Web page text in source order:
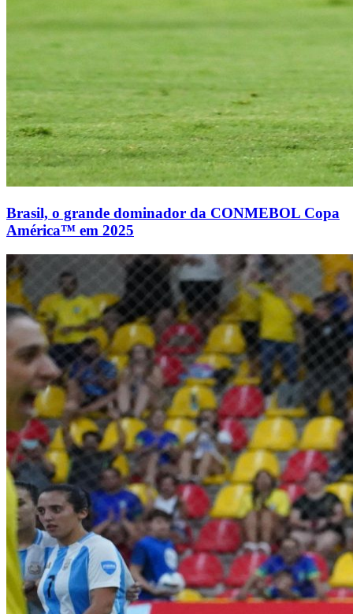
Brasil, o grande dominador da CONMEBOL Copa
América™ em 2025